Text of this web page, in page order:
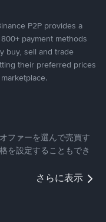
P2P provides a
payment methods
buy, sell and trade
their preferred prices
ファーを選んで売買す
を設定することもでき
さらに表示